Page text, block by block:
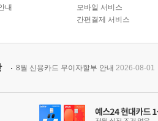
내
모바일 서비스
간편결제 서비스
8월 신용카드 무이자할부 안내 2026-08-01